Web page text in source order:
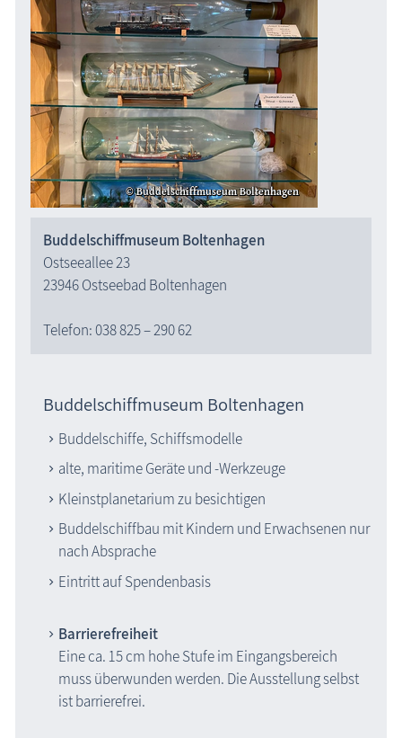
Buddelschiffmuseum Boltenhagen
Ostseeallee 23
23946 Ostseebad Boltenhagen
Telefon: 038 825 – 290 62
Buddelschiffmuseum Boltenhagen
Buddelschiffe, Schiffsmodelle
alte, maritime Geräte und -Werkzeuge
Kleinstplanetarium zu besichtigen
Buddelschiffbau mit Kindern und Erwachsenen nur
nach Absprache
Eintritt auf Spendenbasis
Barrierefreiheit
Eine ca. 15 cm hohe Stufe im Eingangsbereich
muss überwunden werden. Die Ausstellung selbst
ist barrierefrei.